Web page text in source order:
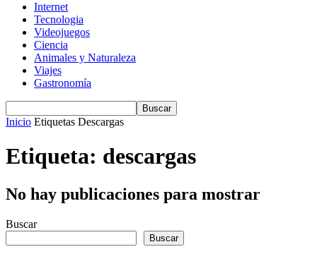
Internet
Tecnologia
Videojuegos
Ciencia
Animales y Naturaleza
Viajes
Gastronomía
Inicio Etiquetas Descargas
Etiqueta: descargas
No hay publicaciones para mostrar
Buscar
Buscar